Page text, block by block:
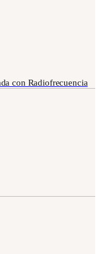
con Radiofrecuencia